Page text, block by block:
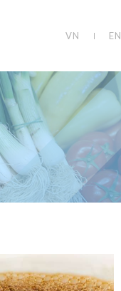
VN EN